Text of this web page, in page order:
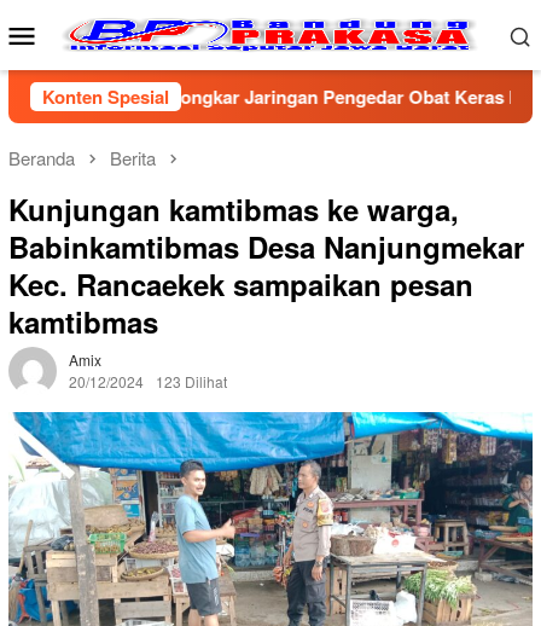
ke
Menu
Mobile
Konten Spesial
Cirebon Bongkar Jaringan Pengedar Obat Keras Ilegal, Dua
Beranda Berita
Kunjungan kamtibmas ke warga,
Babinkamtibmas Desa Nanjungmekar
Kec. Rancaekek sampaikan pesan
kamtibmas
Amix
20/12/2024
123 Dilihat